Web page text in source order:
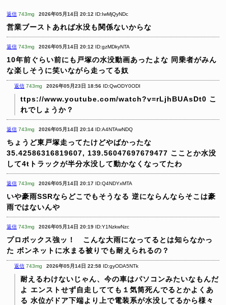
返信 743mg 2026年05月14日 20:12 ID:IwMjQyNDc
営業ブーストあれば水没も関係ないからな
返信 743mg 2026年05月14日 20:12 ID:gzMDkyNTA
10年前ぐらい前にも戸塚の水没動画あったよな 同乗者がみん
な楽しそうに笑いながら走ってる奴
返信 743mg 2026年05月23日 18:56 ID:QwODY0ODI
ttps://www.youtube.com/watch?v=rLjhBUAsDt0 こ
れでしょうか？
返信 743mg 2026年05月14日 20:14 ID:A4NTAwNDQ
ちょうど東戸塚走ってたけどやばかったな
35.42586316819607, 139.56047697679477 こことか水没
して4tトラックが半分水没して動かなくなってたわ
返信 743mg 2026年05月14日 20:17 ID:Q4NDYxMTA
いや豪雨SSRならどこでもそうなる 逆にならんならそこは豪
雨ではないんや
返信 743mg 2026年05月14日 20:19 ID:Y1NzkwNzc
プロボックス強ッ！ こんな大雨になってるとは知らなかっ
た ボンネットに水まる被りでも耐えられるの？
返信 743mg 2026年05月14日 22:58 ID:gyODA5NTk
耐えるわけないじゃん、今の車はパソコンみたいなもんだ
よ エンストせず自走してても１気筒死んでるとかよくあ
る 水位がドア下端より上で電装系が水没してるから様々